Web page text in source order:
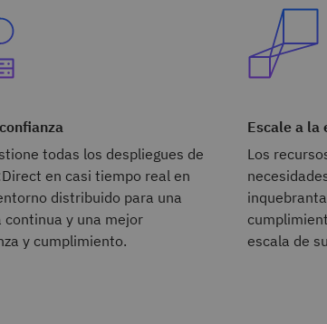
todas los despliegues de
en casi tiempo real en
distribuido para una
continua y una mejor
y cumplimiento.
Escale a la
Los
escala de